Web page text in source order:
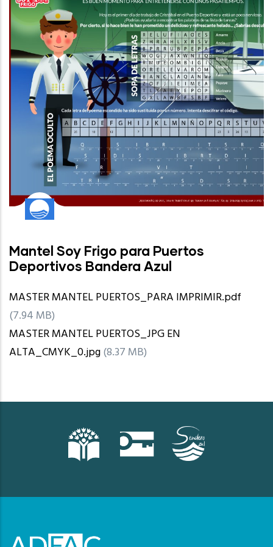
Mantel Soy Frigo para Puertos
Deportivos Bandera Azul
MASTER MANTEL PUERTOS_PARA IMPRIMIR.pdf
(7.94 MB)
MASTER MANTEL PUERTOS_JPG EN
ALTA_CMYK_0.jpg(8.37 MB)